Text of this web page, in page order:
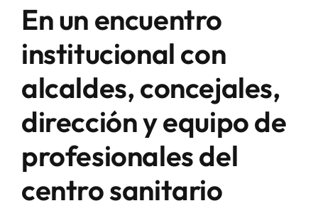
En un encuentro
institucional con
alcaldes, concejales,
dirección y equipo de
profesionales del
centro sanitario